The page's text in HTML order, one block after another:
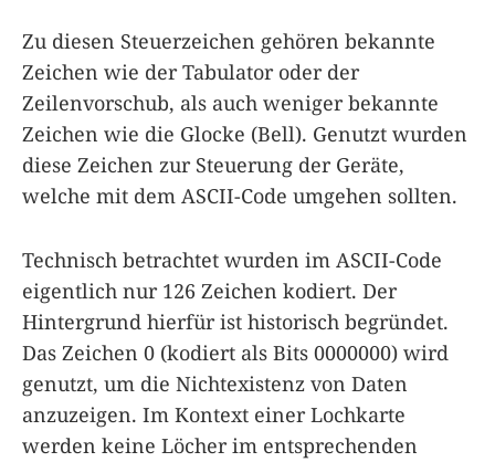
Zu diesen Steuerzeichen gehören bekannte
Zeichen wie der Tabulator oder der
Zeilenvorschub, als auch weniger bekannte
Zeichen wie die Glocke (Bell). Genutzt wurden
diese Zeichen zur Steuerung der Geräte,
welche mit dem ASCII-Code umgehen sollten.
Technisch betrachtet wurden im ASCII-Code
eigentlich nur 126 Zeichen kodiert. Der
Hintergrund hierfür ist historisch begründet.
Das Zeichen 0 (kodiert als Bits 0000000) wird
genutzt, um die Nichtexistenz von Daten
anzuzeigen. Im Kontext einer Lochkarte
werden keine Löcher im entsprechenden